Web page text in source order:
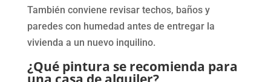
También conviene revisar techos, baños y
paredes con humedad antes de entregar la
vivienda a un nuevo inquilino.
¿Qué pintura se recomienda para